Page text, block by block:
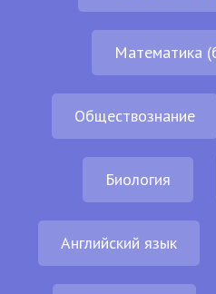
Математика
Обществознание
Биология
Английский язык